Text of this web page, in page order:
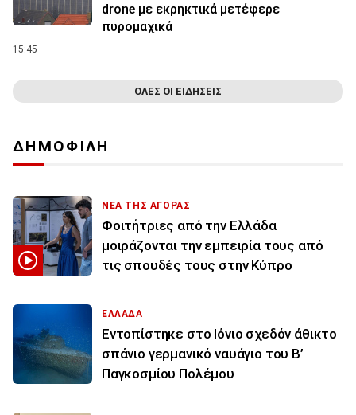
drone με εκρηκτικά μετέφερε
πυρομαχικά
15:45
ΟΛΕΣ ΟΙ ΕΙΔΗΣΕΙΣ
ΔΗΜΟΦΙΛΗ
ΝΕΑ ΤΗΣ ΑΓΟΡΑΣ
Φοιτήτριες από την Ελλάδα
μοιράζονται την εμπειρία τους από
τις σπουδές τους στην Κύπρο
ΕΛΛΑΔΑ
Εντοπίστηκε στο Ιόνιο σχεδόν άθικτο
σπάνιο γερμανικό ναυάγιο του Β’
Παγκοσμίου Πολέμου